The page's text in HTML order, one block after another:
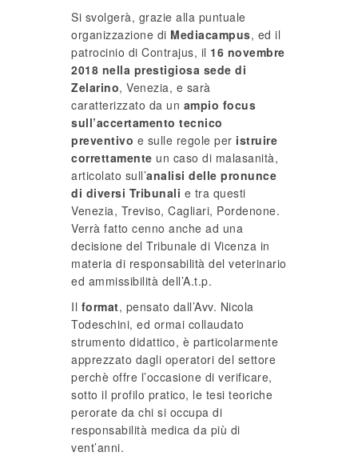
Si svolgerà, grazie alla puntuale
organizzazione di Mediacampus, ed il
patrocinio di Contrajus, il 16 novembre
2018 nella prestigiosa sede di
Zelarino, Venezia, e sarà
caratterizzato da un ampio focus
sull’accertamento tecnico
preventivo e sulle regole per istruire
correttamente un caso di malasanità,
articolato sull’analisi delle pronunce
di diversi Tribunali e tra questi
Venezia, Treviso, Cagliari, Pordenone.
Verrà fatto cenno anche ad una
decisione del Tribunale di Vicenza in
materia di responsabilità del veterinario
ed ammissibilità dell’A.t.p.
Il format, pensato dall’Avv. Nicola
Todeschini, ed ormai collaudato
strumento didattico, è particolarmente
apprezzato dagli operatori del settore
perchè offre l’occasione di verificare,
sotto il profilo pratico, le tesi teoriche
perorate da chi si occupa di
responsabilità medica da più di
vent’anni.